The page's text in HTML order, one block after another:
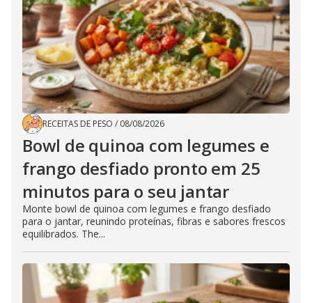
RECEITAS DE PESO / 08/08/2026
Bowl de quinoa com legumes e
frango desfiado pronto em 25
minutos para o seu jantar
Monte bowl de quinoa com legumes e frango desfiado
para o jantar, reunindo proteínas, fibras e sabores frescos
equilibrados. The...